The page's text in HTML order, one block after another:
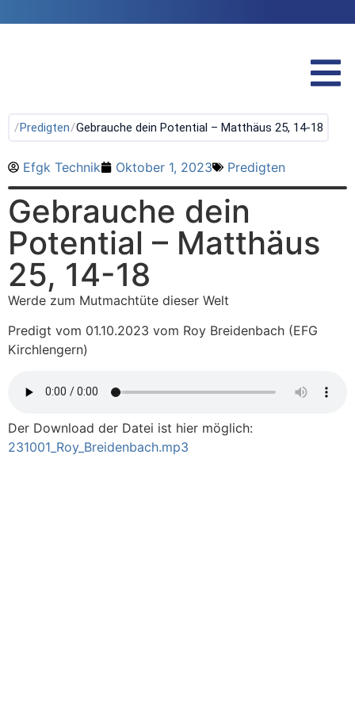
/Predigten/Gebrauche dein Potential – Matthäus 25, 14-18
Efgk Technik Oktober 1, 2023 Predigten
Gebrauche dein
Potential – Matthäus
25, 14-18
Werde zum Mutmachtüte dieser Welt
Predigt vom 01.10.2023 vom Roy Breidenbach (EFG
Kirchlengern)
Der Download der Datei ist hier möglich:
231001_Roy_Breidenbach.mp3